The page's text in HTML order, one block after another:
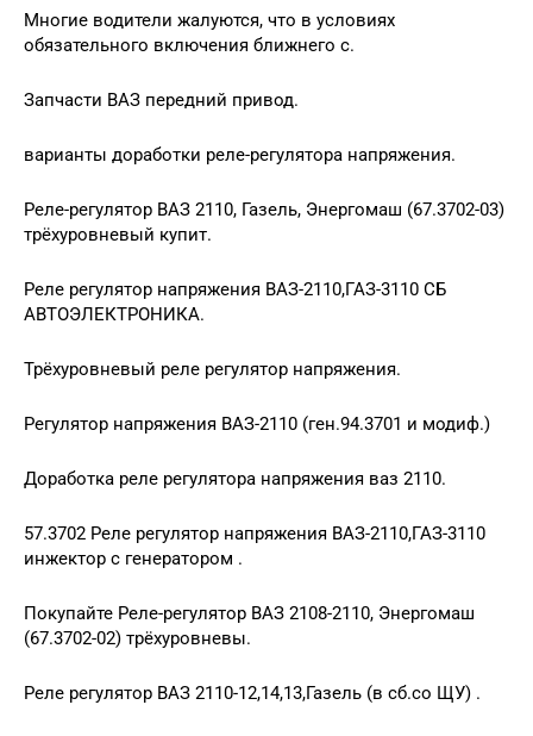
Многие водители жалуются, что в условиях
обязательного включения ближнего с.
Запчасти ВАЗ передний привод.
варианты доработки реле-регулятора напряжения.
Реле-регулятор ВАЗ 2110, Газель, Энергомаш (67.3702-03)
трёхуровневый купит.
Реле регулятор напряжения ВАЗ-2110,ГАЗ-3110 СБ
АВТОЭЛЕКТРОНИКА.
Трёхуровневый реле регулятор напряжения.
Регулятор напряжения ВАЗ-2110 (ген.94.3701 и модиф.)
Доработка реле регулятора напряжения ваз 2110.
57.3702 Реле регулятор напряжения ВАЗ-2110,ГАЗ-3110
инжектор с генератором .
Покупайте Реле-регулятор ВАЗ 2108-2110, Энергомаш
(67.3702-02) трёхуровневы.
Реле регулятор ВАЗ 2110-12,14,13,Газель (в сб.со ЩУ) .